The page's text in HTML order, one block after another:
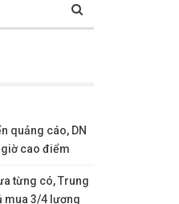
quảng cáo, DN
giờ cao điểm
từng có, Trung
mua 3/4 lượng